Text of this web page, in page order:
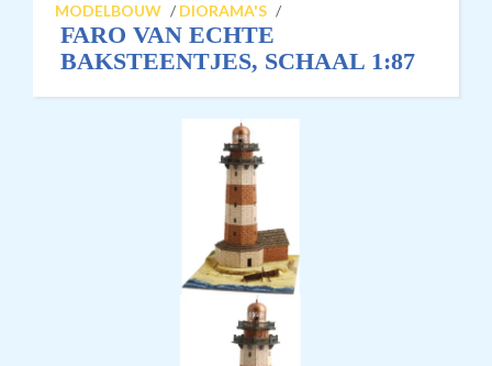
MODELBOUW / DIORAMA'S /
FARO VAN ECHTE
BAKSTEENTJES, SCHAAL 1:87